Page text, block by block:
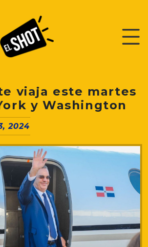
viaja este martes
y Washington
2024